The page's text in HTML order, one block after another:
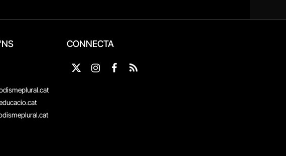
CONNECTA
X
Instagram
Facebook
RSS